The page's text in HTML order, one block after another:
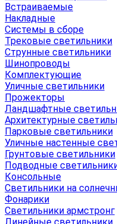
Встраиваемые
Накладные
Системы в сборе
Трековые светильники
Струнные светильники
Шинопроводы
Комплектующие
Уличные светильники
Прожекторы
Ландшафтные
Архитектурные
Парковые светильники
Уличные настенные
Грунтовые светильники
Подводные
Консольные
Светильники на
Фонарики
Светильники армстронг